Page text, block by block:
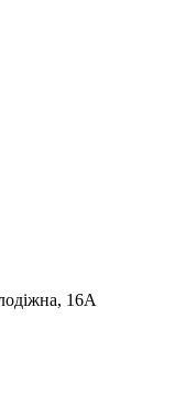
16А